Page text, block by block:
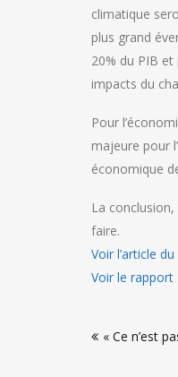
climatique
plus grand
20% du PIB
impacts du
Pour
majeure pour
économique
La
faire.
Voir l’article
Voir le rapport
de« Ce n’est